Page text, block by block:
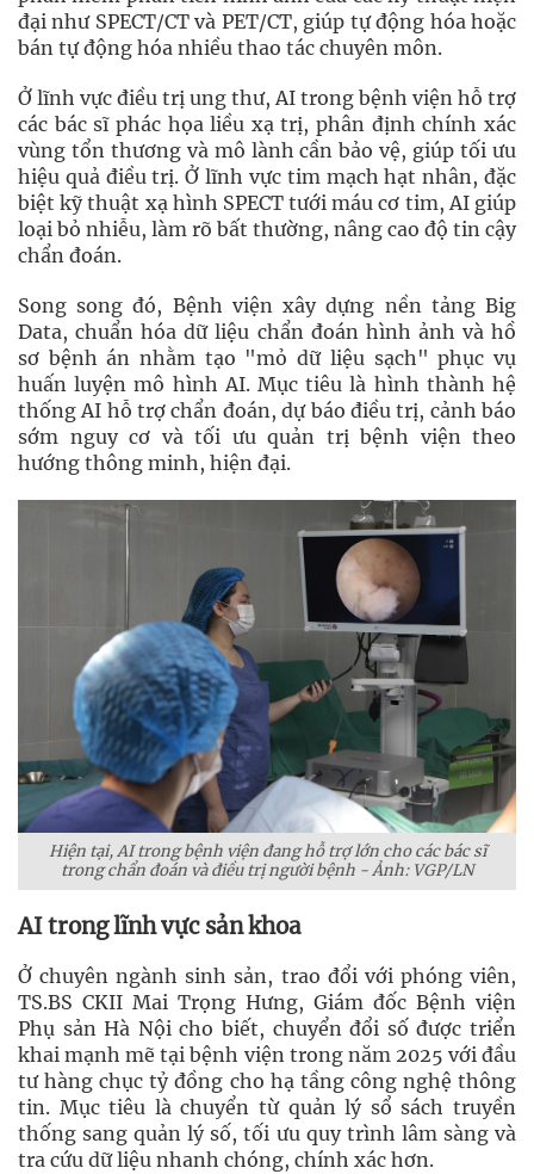
đại như SPECT/CT và PET/CT, giúp tự động hóa hoặc
bán tự động hóa nhiều thao tác chuyên môn.
Ở lĩnh vực điều trị ung thư, AI trong bệnh viện hỗ trợ
các bác sĩ phác họa liều xạ trị, phân định chính xác
vùng tổn thương và mô lành cần bảo vệ, giúp tối ưu
hiệu quả điều trị. Ở lĩnh vực tim mạch hạt nhân, đặc
biệt kỹ thuật xạ hình SPECT tưới máu cơ tim, AI giúp
loại bỏ nhiễu, làm rõ bất thường, nâng cao độ tin cậy
chẩn đoán.
Song song đó, Bệnh viện xây dựng nền tảng Big
Data, chuẩn hóa dữ liệu chẩn đoán hình ảnh và hồ
sơ bệnh án nhằm tạo "mỏ dữ liệu sạch" phục vụ
huấn luyện mô hình AI. Mục tiêu là hình thành hệ
thống AI hỗ trợ chẩn đoán, dự báo điều trị, cảnh báo
sớm nguy cơ và tối ưu quản trị bệnh viện theo
hướng thông minh, hiện đại.
Hiện tại, AI trong bệnh viện đang hỗ trợ lớn cho các bác sĩ
trong chẩn đoán và điều trị người bệnh - Ảnh: VGP/LN
AI trong lĩnh vực sản khoa
Ở chuyên ngành sinh sản, trao đổi với phóng viên,
TS.BS CKII Mai Trọng Hưng, Giám đốc Bệnh viện
Phụ sản Hà Nội cho biết, chuyển đổi số được triển
khai mạnh mẽ tại bệnh viện trong năm 2025 với đầu
tư hàng chục tỷ đồng cho hạ tầng công nghệ thông
tin. Mục tiêu là chuyển từ quản lý sổ sách truyền
thống sang quản lý số, tối ưu quy trình lâm sàng và
tra cứu dữ liệu nhanh chóng, chính xác hơn.